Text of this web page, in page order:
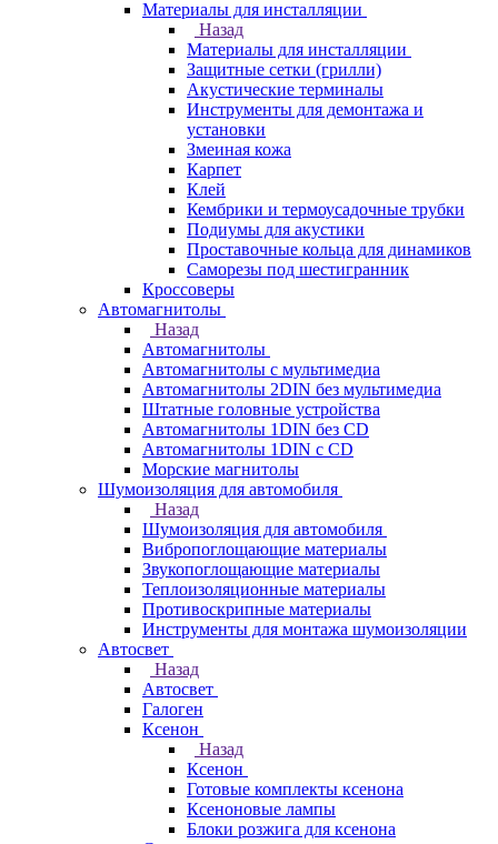
Материалы для инсталляции
Назад
Материалы для инсталляции
Защитные сетки (грилли)
Акустические терминалы
Инструменты для демонтажа и
установки
Змеиная кожа
Карпет
Клей
Кембрики и термоусадочные трубки
Подиумы для акустики
Проставочные кольца для динамиков
Саморезы под шестигранник
Кроссоверы
Автомагнитолы
Назад
Автомагнитолы
Автомагнитолы с мультимедиа
Автомагнитолы 2DIN без мультимедиа
Штатные головные устройства
Автомагнитолы 1DIN без CD
Автомагнитолы 1DIN с CD
Морские магнитолы
Шумоизоляция для автомобиля
Назад
Шумоизоляция для автомобиля
Вибропоглощающие материалы
Звукопоглощающие материалы
Теплоизоляционные материалы
Противоскрипные материалы
Инструменты для монтажа шумоизоляции
Автосвет
Назад
Автосвет
Галоген
Ксенон
Назад
Ксенон
Готовые комплекты ксенона
Ксеноновые лампы
Блоки розжига для ксенона